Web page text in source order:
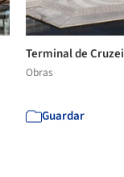
Terminal de
Obras
Guardar